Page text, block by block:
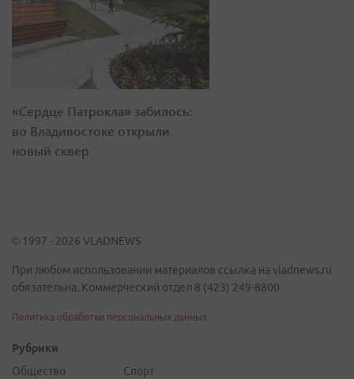
«Сердце Патрокла» забилось:
во Владивостоке открыли
новый сквер
© 1997 - 2026 VLADNEWS
При любом использовании материалов ссылка на vladnews.ru
обязательна. Коммерческий отдел 8 (423) 249-8800
Политика обработки персональных данных
Рубрики
Общество
Спорт